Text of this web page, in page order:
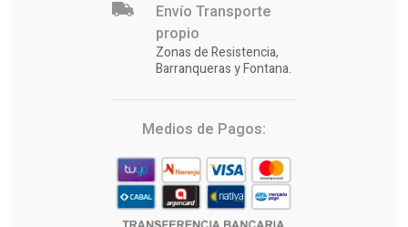
Envío Transporte
propio
Zonas de Resistencia,
Barranqueras y Fontana.
Medios de Pagos: